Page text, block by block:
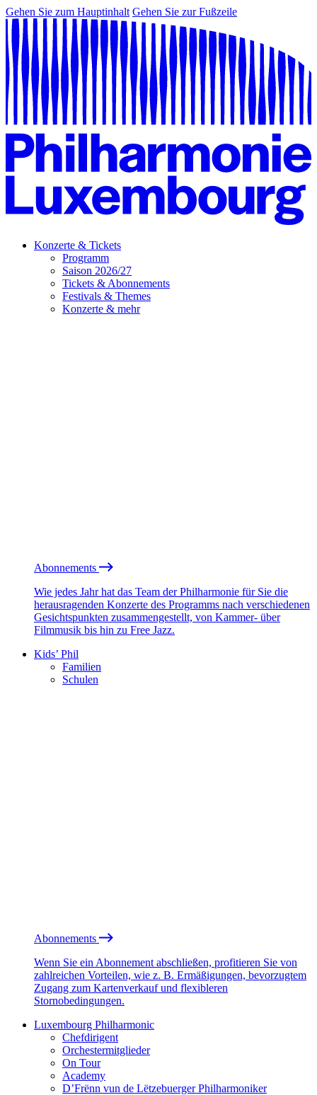
Gehen Sie zum Hauptinhalt Gehen Sie zur Fußzeile
Konzerte & Tickets
Programm
Saison 2026/27
Tickets & Abonnements
Festivals & Themes
Konzerte & mehr
Abonnements
Wie jedes Jahr hat das Team der Philharmonie für Sie die
herausragenden Konzerte des Programms nach verschiedenen
Gesichtspunkten zusammengestellt, von Kammer- über
Filmmusik bis hin zu Free Jazz.
Kids’ Phil
Familien
Schulen
Abonnements
Wenn Sie ein Abonnement abschließen, profitieren Sie von
zahlreichen Vorteilen, wie z. B. Ermäßigungen, bevorzugtem
Zugang zum Kartenverkauf und flexibleren
Stornobedingungen.
Luxembourg Philharmonic
Chefdirigent
Orchestermitglieder
On Tour
Academy
D’Frënn vun de Lëtzebuerger Philharmoniker